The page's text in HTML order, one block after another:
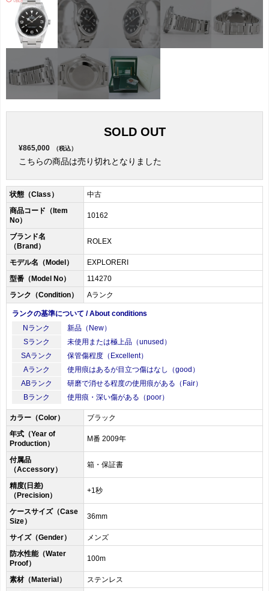
SOLD OUT
¥865,000 （税込）
こちらの商品は売り切れとなりました
状態（Class）
中古
商品コード（Item
No）
10162
ブランド名
（Brand）
ROLEX
モデル名（Model）
EXPLORERI
型番（Model No）
114270
ランク（Condition）
Aランク
ランクの基準について / About conditions
Nランク
新品（New）
Sランク
未使用または極上品（unused）
SAランク
保管傷程度（Excellent）
Aランク
使用痕はあるが目立つ傷はなし（good）
ABランク
研磨で消せる程度の使用痕がある（Fair）
Bランク
使用痕・深い傷がある（poor）
カラー（Color）
ブラック
年式（Year of
Production）
M番 2009年
付属品
（Accessory）
箱・保証書
精度(日差)
（Precision）
+1秒
ケースサイズ（Case
Size）
36mm
サイズ（Gender）
メンズ
防水性能（Water
Proof）
100m
素材（Material）
ステンレス